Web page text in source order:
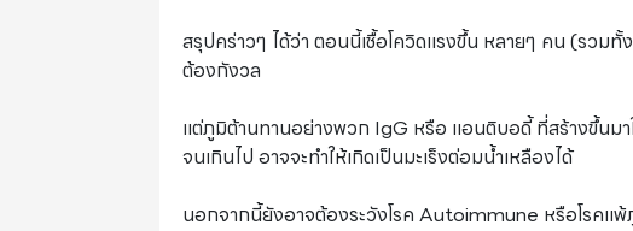
สรุปคร่าวๆ ได้ว่า ตอนนี้เชื้อโควิดแรงขึ้น หลายๆ คน (รวม
ต้องกังวล
แต่ภูมิต้านทานอย่างพวก IgG หรือ แอนติบอดี้ ที่สร้างขึ้นมา
จนเกินไป อาจจะทำให้เกิดเป็นมะเร็งต่อมน้ำเหลืองได้
นอกจากนี้ยังอาจต้องระวังโรค Autoimmune หรือโรคแ